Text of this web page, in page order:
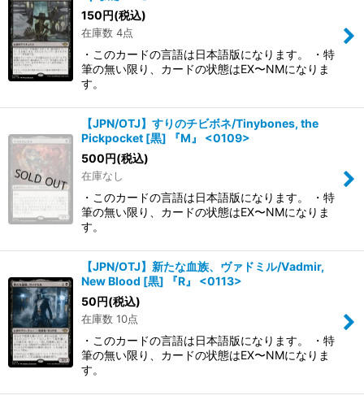
150円(税込)
在庫数 4点
・このカードの言語は日本語版になります。 ・特
筆の無い限り、カードの状態はEX〜NMになりま
す。
【JPN/OTJ】すりのチビボネ/Tinybones, the
Pickpocket [黒] 『M』 <0109>
500円(税込)
在庫なし
・このカードの言語は日本語版になります。 ・特
筆の無い限り、カードの状態はEX〜NMになりま
す。
【JPN/OTJ】新たな血族、ヴァドミル/Vadmir,
New Blood [黒] 『R』 <0113>
50円(税込)
在庫数 10点
・このカードの言語は日本語版になります。 ・特
筆の無い限り、カードの状態はEX〜NMになりま
す。